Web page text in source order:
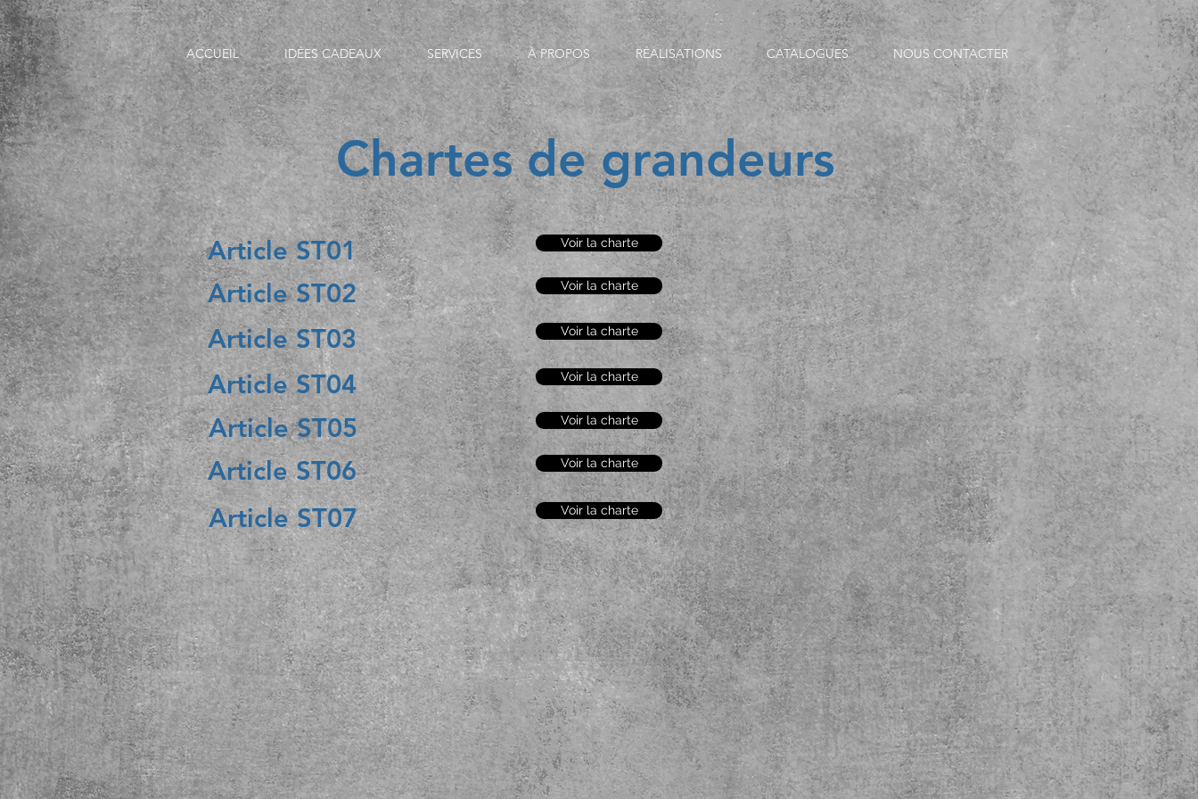
ACCUEIL IDÉES CADEAUX SERVICES À PROPOS RÉALISATIONS CATALOGUES NOUS CONTACTER
Chartes de grandeurs
Article ST01 Voir la charte
Article ST02 Voir la charte
Article ST03 Voir la charte
Article ST04 Voir la charte
Article ST05 Voir la charte
Article ST06 Voir la charte
Article ST07 Voir la charte